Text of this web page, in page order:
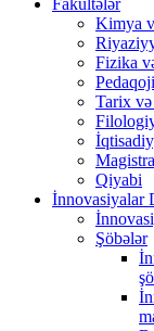
Fakültələr
Kimya
Fizika
Pedaqoji
Tarix
Qiyabi
İnnovasiyalar
Şöbələr